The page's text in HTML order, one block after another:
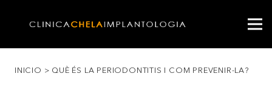
INICIO > QUÈ ÉS LA PERIODONTITIS I COM PREVENIR-LA?